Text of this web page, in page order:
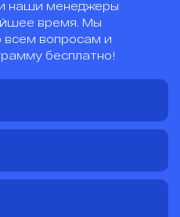
и наши менеджеры
время. Мы
всем вопросам и
бесплатно!